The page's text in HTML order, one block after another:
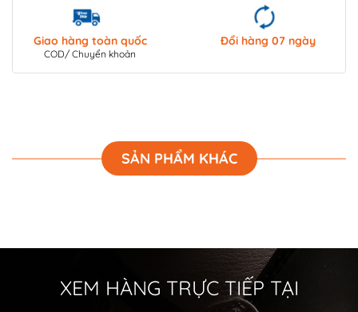
Giao hàng toàn quốc
COD/ Chuyển khoản
Đổi hàng 07 ngày
SẢN PHẨM KHÁC
XEM HÀNG TRỰC TIẾP TẠI